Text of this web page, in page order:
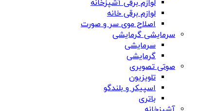
لوازم برقی آشپزخانه
لوازم برقی خانه
اصلاح موی سر و صورت
سرمایشی گرمایشی
سرمایشی
گرمایشی
صوتی تصویری
تلویزیون
اسپیکر و بلندگو
باتری